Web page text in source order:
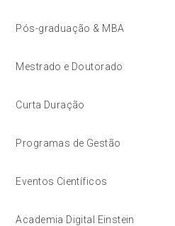
Pós-graduação & MBA
Mestrado e Doutorado
Curta Duração
Programas de Gestão
Eventos Científicos
Academia Digital Einstein